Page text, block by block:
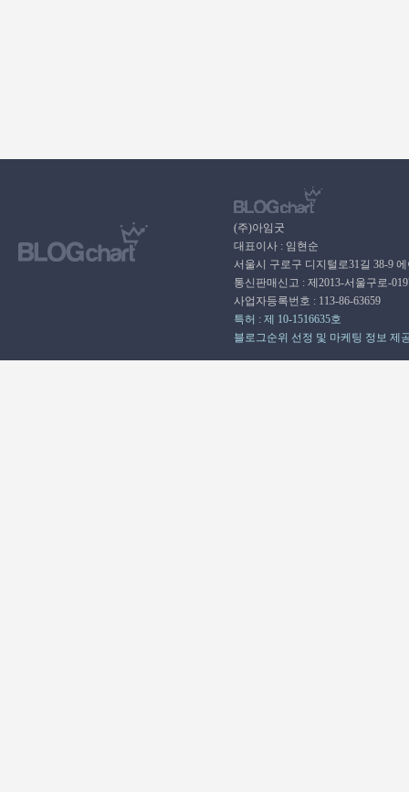
(주)아임굿
대표이사 : 임현순
서울시 구로구 디지털로31길 38-9
통신판매신고 : 제2013-서울구로-
사업자등록번호 : 113-86-63659
특허 : 제 10-1516635호
블로그순위 선정 및 마케팅 정보 제